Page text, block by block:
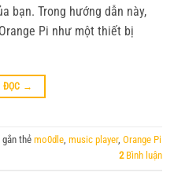
bạn. Trong hướng dẫn này,
Pi như một thiết bị
ĐỌC →
thẻmo0dle, music player, Orange Pi
2Bình luận